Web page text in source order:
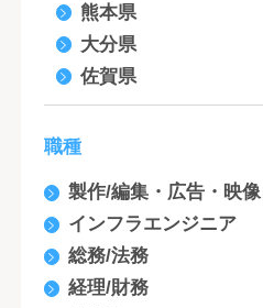
熊本県
大分県
佐賀県
職種
製作/編集・広告・映
インフラエンジニア
総務/法務
経理/財務